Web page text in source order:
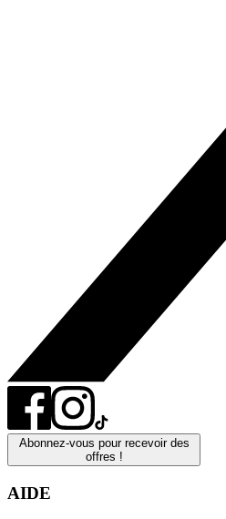
Abonnez-vous pour recevoir des
offres !
AIDE